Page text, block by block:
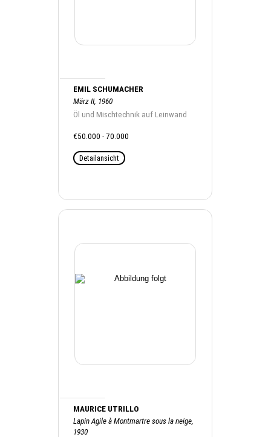
EMIL SCHUMACHER
März II, 1960
Öl und Mischtechnik auf Leinwand
€50.000 - 70.000
Detailansicht
MAURICE UTRILLO
Lapin Agile à Montmartre sous la neige,
1930